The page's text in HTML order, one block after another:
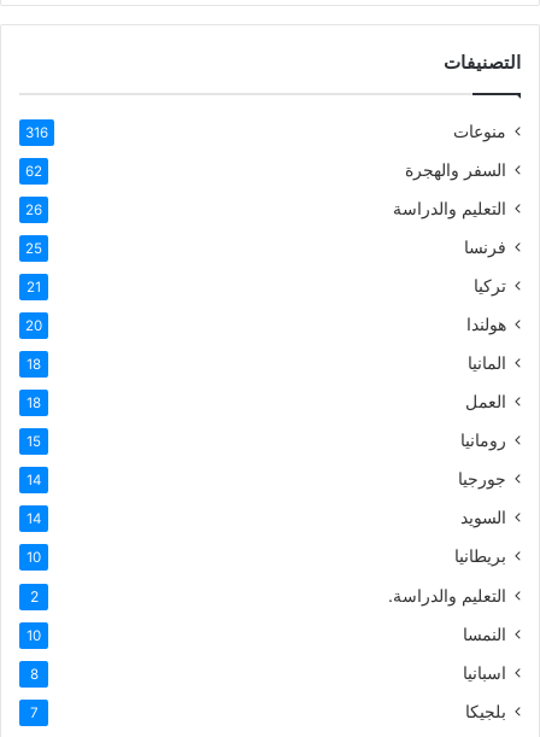
التصنيفات
منوعات 316
السفر والهجرة 62
التعليم والدراسة 26
فرنسا 25
تركيا 21
هولندا 20
المانيا 18
العمل 18
رومانيا 15
جورجيا 14
السويد 14
بريطانيا 10
التعليم والدراسة. 2
النمسا 10
اسبانيا 8
بلجيكا 7